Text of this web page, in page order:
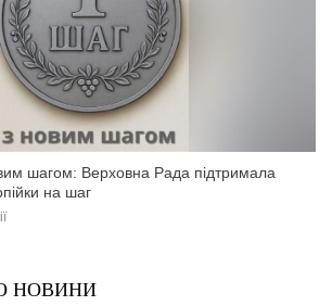
шагом: Верховна Рада підтримала
на шаг
НОВИНИ